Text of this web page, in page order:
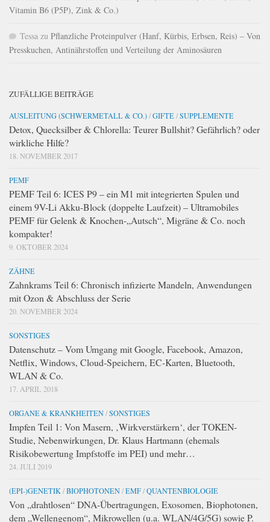
Vitamin B6 (P5P), Zink & Co.)
Tessa zu Pflanzliche Proteinpulver (Hanf, Kürbis, Erbsen, Reis) – Von
Presskuchen, Antinährstoffen und Verteilung der Aminosäuren
ZUFÄLLIGE BEITRÄGE
AUSLEITUNG (SCHWERMETALL & CO.)/GIFTE/SUPPLEMENTE
Detox, Quecksilber & Chlorella: Teurer Bullshit? Gefährlich? oder
wirkliche Hilfe?
18. NOVEMBER 2017
PEMF
PEMF Teil 6: ICES P9 – ein M1 mit integrierten Spulen und
einem 9V-Li Akku-Block (doppelte Laufzeit) – Ultramobiles
PEMF für Gelenk & Knochen-„Autsch“, Migräne & Co. noch
kompakter!
9. OKTOBER 2024
ZÄHNE
Zahnkrams Teil 6: Chronisch infizierte Mandeln, Anwendungen
mit Ozon & Abschluss der Serie
20. NOVEMBER 2024
SONSTIGES
Datenschutz – Vom Umgang mit Google, Facebook, Amazon,
Netflix, Windows, Cloud-Speichern, EC-Karten, Bluetooth,
WLAN & Co.
17. APRIL 2018
ORGANE & KRANKHEITEN/SONSTIGES
Impfen Teil 1: Von Masern, ‚Wirkverstärkern‘, der TOKEN-
Studie, Nebenwirkungen, Dr. Klaus Hartmann (ehemals
Risikobewertung Impfstoffe im PEI) und mehr…
24. JULI 2019
(EPI-)GENETIK /BIOPHOTONEN/EMF/QUANTENBIOLOGIE
Von „drahtlosen“ DNA-Übertragungen, Exosomen, Biophotonen,
dem „Wellengenom“, Mikrowellen (u.a. WLAN/4G/5G) sowie P.